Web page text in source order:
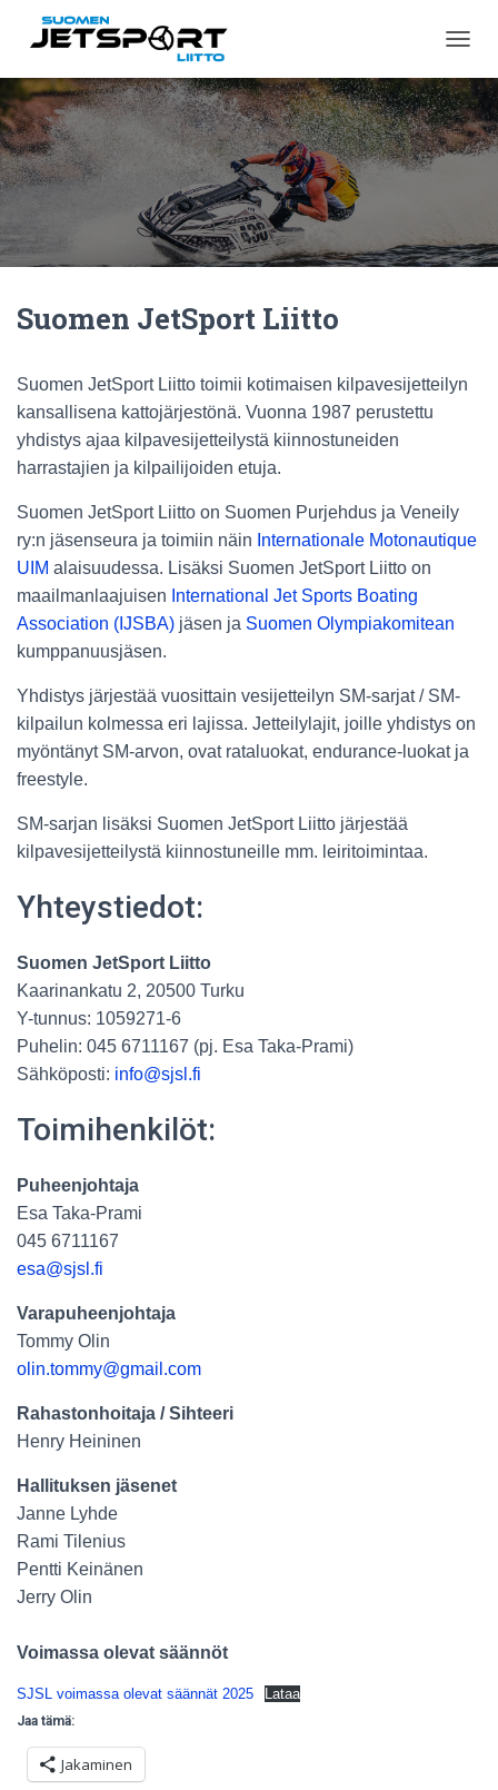
A
V
I
G
I
P
/
Suomen JetSport Liitto
Suomen JetSport Liitto toimii kotimaisen kilpavesijetteilyn
kansallisena kattojärjestönä. Vuonna 1987 perustettu
yhdistys ajaa kilpavesijetteilystä kiinnostuneiden
harrastajien ja kilpailijoiden etuja.
Suomen JetSport Liitto on Suomen Purjehdus ja Veneily
ry:n jäsenseura ja toimiin näin Internationale Motonautique
UIM alaisuudessa. Lisäksi Suomen JetSport Liitto on
maailmanlaajuisen International Jet Sports Boating
Association (IJSBA) jäsen ja Suomen Olympiakomitean
kumppanuusjäsen.
Yhdistys järjestää vuosittain vesijetteilyn SM-sarjat / SM-
kilpailun kolmessa eri lajissa. Jetteilylajit, joille yhdistys on
myöntänyt SM-arvon, ovat rataluokat, endurance-luokat ja
freestyle.
SM-sarjan lisäksi Suomen JetSport Liitto järjestää
kilpavesijetteilystä kiinnostuneille mm. leiritoimintaa.
Yhteystiedot:
Suomen JetSport Liitto
Kaarinankatu 2, 20500 Turku
Y-tunnus: 1059271-6
Puhelin: 045 6711167 (pj. Esa Taka-Prami)
Sähköposti: info@sjsl.fi
Toimihenkilöt:
Puheenjohtaja
Esa Taka-Prami
045 6711167
esa@sjsl.fi
Varapuheenjohtaja
Tommy Olin
olin.tommy@gmail.com
Rahastonhoitaja / Sihteeri
Henry Heininen
Hallituksen jäsenet
Janne Lyhde
Rami Tilenius
Pentti Keinänen
Jerry Olin
Voimassa olevat säännöt
SJSL voimassa olevat säännät 2025 Lataa
Jaa tämä:
Jakaminen